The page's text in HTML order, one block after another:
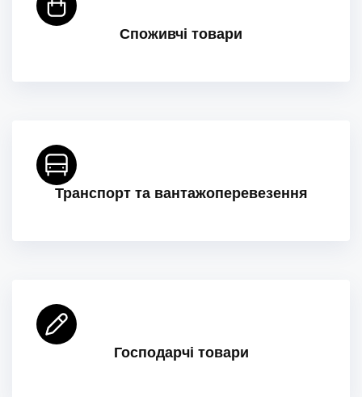
Споживчі товари
Транспорт та вантажоперевезення
Господарчі товари